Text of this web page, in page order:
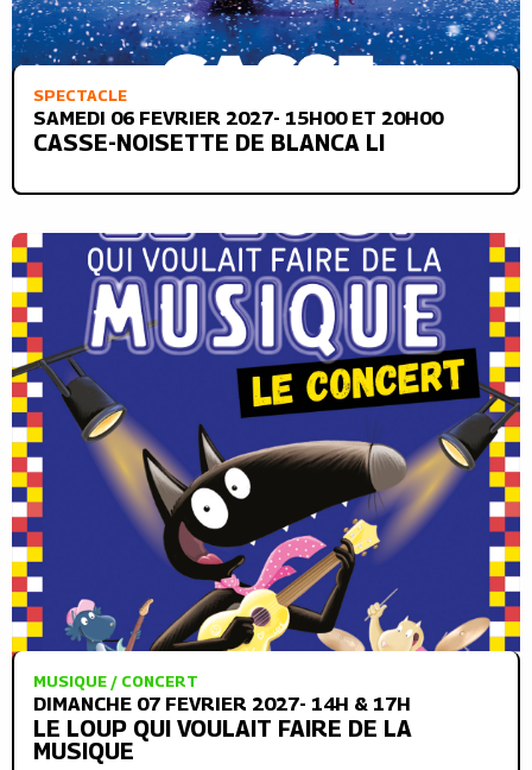
SPECTACLE
SAMEDI 06 FEVRIER 2027- 15H00 ET 20H00
CASSE-NOISETTE DE BLANCA LI
MUSIQUE / CONCERT
DIMANCHE 07 FEVRIER 2027- 14H & 17H
LE LOUP QUI VOULAIT FAIRE DE LA
MUSIQUE